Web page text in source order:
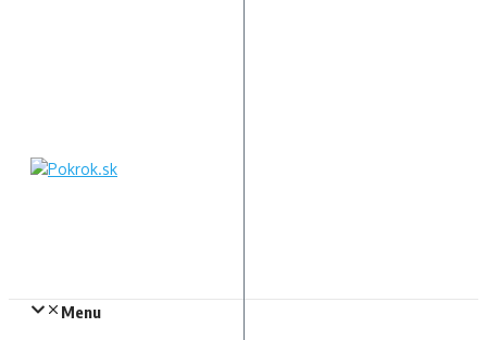
Menu